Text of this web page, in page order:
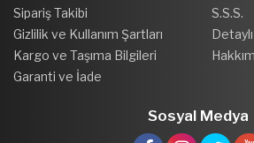
Sipariş Takibi
Gizlilik ve Kullanım Şartları
Kargo ve Taşıma Bilgileri
Garanti ve İade
S.S.S.
Sosyal Medya